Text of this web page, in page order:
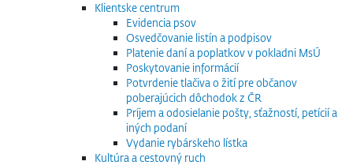
Klientske centrum
Evidencia psov
Osvedčovanie listín a podpisov
Platenie daní a poplatkov v pokladni MsÚ
Poskytovanie informácií
Potvrdenie tlačiva o žití pre občanov
poberajúcich dôchodok z ČR
Príjem a odosielanie pošty, sťažností, petícií a
iných podaní
Vydanie rybárskeho lístka
Kultúra a cestovný ruch